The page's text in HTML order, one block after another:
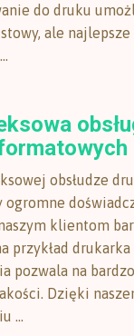
do druku
ale
obsłudze
ogromne
klientom
przykład
pozwala na
Dzięki
...